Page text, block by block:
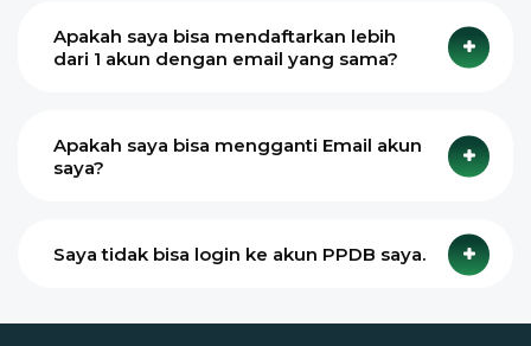
Apakah saya bisa mendaftarkan lebih
dari 1 akun dengan email yang sama?
Apakah saya bisa mengganti Email akun
saya?
Saya tidak bisa login ke akun PPDB saya.